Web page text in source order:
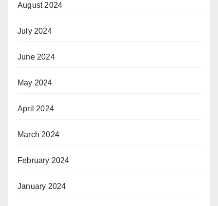
August 2024
July 2024
June 2024
May 2024
April 2024
March 2024
February 2024
January 2024